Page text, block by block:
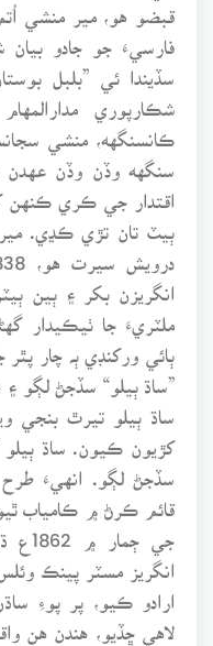
قبضو هو، مير منشي
فارسيءَ جو جادو
سڏيندا ئي ”بلبل
شڪارپوري
ڪانسنگهه، منشي
اقتدار جي ڪري ڪنهن
ٻيٽ تان تڙي ڪڍي.
انگريزن بکر ۽ ٻين
ملٽريءَ جا ٺيڪيدار
ٻائي ورکنڊي ٻہ چار
”ساڌ ٻيلو“ سڏجڻ لڳو ۽
ساڌ ٻيلو تيرٿ بنجي
کڙيون ڪيون. ساڌ ٻيلو
سڏجڻ لڳو. انهيءَ
قائم ڪرڻ ۾ ڪامياب
جي
انگريز مسٽر پينڪ
ارادو ڪيو، پر پوءِ
لاهي ڇڏيو، هندن هن